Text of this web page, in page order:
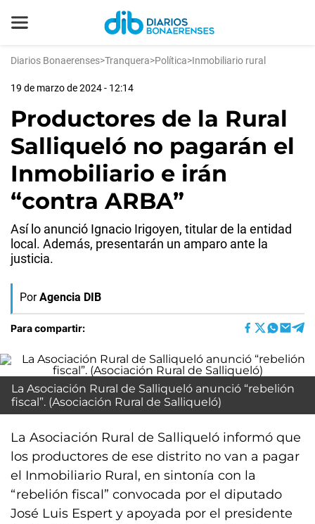
Diarios Bonaerenses>Tranquera>Política>Inmobiliario rural
19 de marzo de 2024 - 12:14
Productores de la Rural
Salliqueló no pagarán el
Inmobiliario e irán
“contra ARBA”
Así lo anunció Ignacio Irigoyen, titular de la entidad
local. Además, presentarán un amparo ante la
justicia.
Por Agencia DIB
Para compartir:
La Asociación Rural de Salliqueló anunció “rebelión
fiscal”. (Asociación Rural de Salliqueló)
La Asociación Rural de Salliqueló informó que
los productores de ese distrito no van a pagar
el Inmobiliario Rural, en sintonía con la
“rebelión fiscal” convocada por el diputado
José Luis Espert y apoyada por el presidente